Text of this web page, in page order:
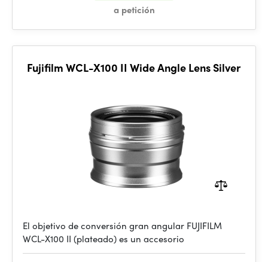
a petición
Fujifilm WCL-X100 II Wide Angle Lens Silver
El objetivo de conversión gran angular FUJIFILM
WCL-X100 II (plateado) es un accesorio